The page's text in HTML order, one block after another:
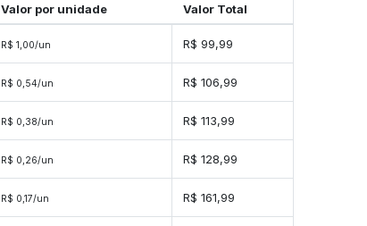
Valor por unidade Valor Total
R$ 1,00/un R$ 99,99
R$ 0,54/un R$ 106,99
R$ 0,38/un R$ 113,99
R$ 0,26/un R$ 128,99
R$ 0,17/un R$ 161,99